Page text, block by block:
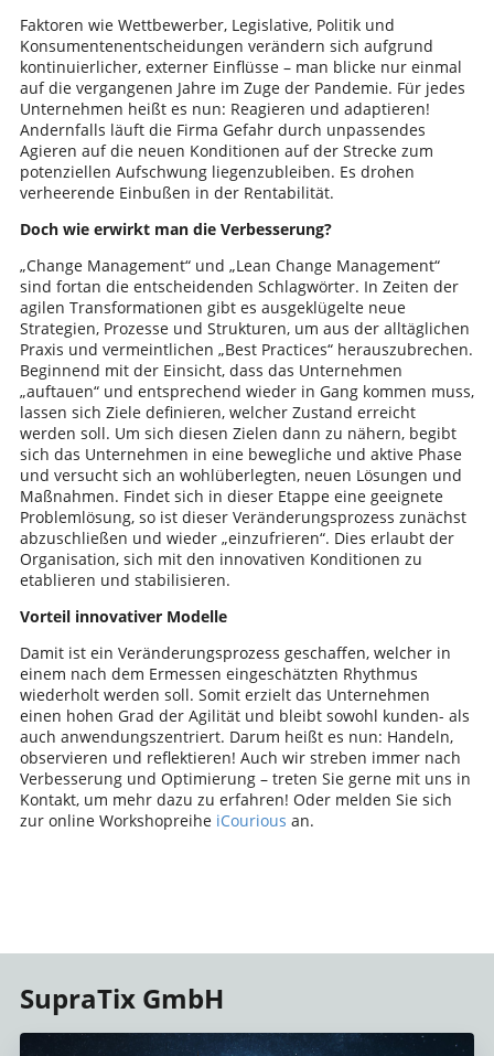
Faktoren wie Wettbewerber, Legislative, Politik und
Konsumentenentscheidungen verändern sich aufgrund
kontinuierlicher, externer Einflüsse – man blicke nur einmal
auf die vergangenen Jahre im Zuge der Pandemie. Für jedes
Unternehmen heißt es nun: Reagieren und adaptieren!
Andernfalls läuft die Firma Gefahr durch unpassendes
Agieren auf die neuen Konditionen auf der Strecke zum
potenziellen Aufschwung liegenzubleiben. Es drohen
verheerende Einbußen in der Rentabilität.
Doch wie erwirkt man die Verbesserung?
„Change Management“ und „Lean Change Management“
sind fortan die entscheidenden Schlagwörter. In Zeiten der
agilen Transformationen gibt es ausgeklügelte neue
Strategien, Prozesse und Strukturen, um aus der alltäglichen
Praxis und vermeintlichen „Best Practices“ herauszubrechen.
Beginnend mit der Einsicht, dass das Unternehmen
„auftauen“ und entsprechend wieder in Gang kommen muss,
lassen sich Ziele definieren, welcher Zustand erreicht
werden soll. Um sich diesen Zielen dann zu nähern, begibt
sich das Unternehmen in eine bewegliche und aktive Phase
und versucht sich an wohlüberlegten, neuen Lösungen und
Maßnahmen. Findet sich in dieser Etappe eine geeignete
Problemlösung, so ist dieser Veränderungsprozess zunächst
abzuschließen und wieder „einzufrieren“. Dies erlaubt der
Organisation, sich mit den innovativen Konditionen zu
etablieren und stabilisieren.
Vorteil innovativer Modelle
Damit ist ein Veränderungsprozess geschaffen, welcher in
einem nach dem Ermessen eingeschätzten Rhythmus
wiederholt werden soll. Somit erzielt das Unternehmen
einen hohen Grad der Agilität und bleibt sowohl kunden- als
auch anwendungszentriert. Darum heißt es nun: Handeln,
observieren und reflektieren! Auch wir streben immer nach
Verbesserung und Optimierung – treten Sie gerne mit uns in
Kontakt, um mehr dazu zu erfahren! Oder melden Sie sich
zur online Workshopreihe iCourious an.
SupraTix GmbH